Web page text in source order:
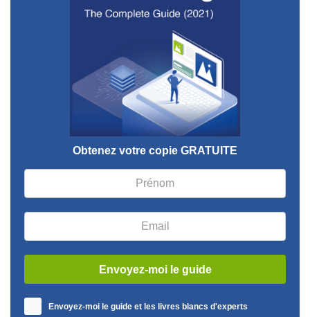
Obtenez votre copie GRATUITE
Envoyez-moi le guide et les livres blancs d'experts